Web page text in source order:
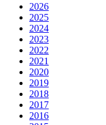
2026
2025
2024
2023
2022
2021
2020
2019
2018
2017
2016